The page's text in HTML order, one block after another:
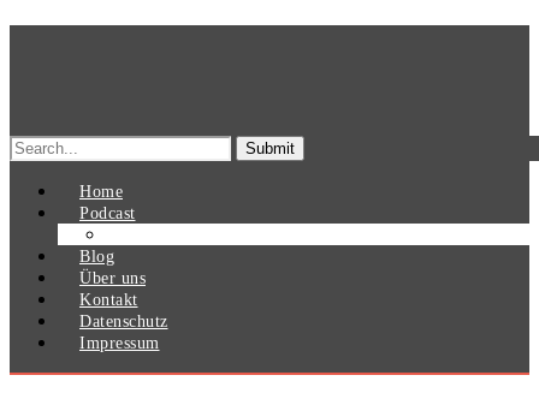
Search
for:
Home
Podcast
Blog
Über uns
Kontakt
Datenschutz
Impressum